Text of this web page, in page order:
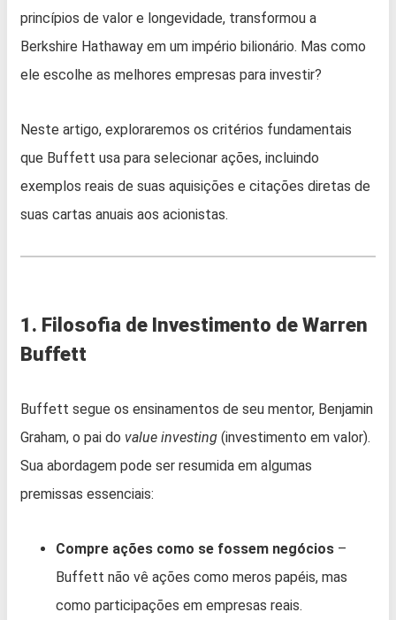
princípios de valor e longevidade, transformou a
Berkshire Hathaway em um império bilionário. Mas como
ele escolhe as melhores empresas para investir?
Neste artigo, exploraremos os critérios fundamentais
que Buffett usa para selecionar ações, incluindo
exemplos reais de suas aquisições e citações diretas de
suas cartas anuais aos acionistas.
1. Filosofia de Investimento de Warren
Buffett
Buffett segue os ensinamentos de seu mentor, Benjamin
Graham, o pai do value investing (investimento em valor).
Sua abordagem pode ser resumida em algumas
premissas essenciais:
Compre ações como se fossem negócios –
Buffett não vê ações como meros papéis, mas
como participações em empresas reais.